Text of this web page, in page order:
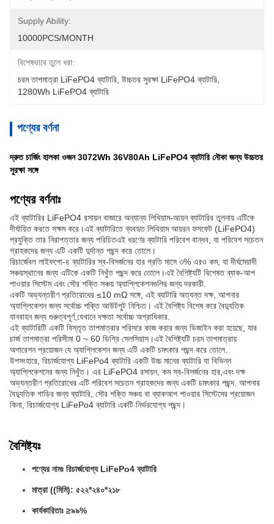
Supply Ability:
10000PCS/MONTH
বিশেষভাবে তুলে ধরা:
চরম তাপমাত্রা LiFePO4 ব্যাটারি উচ্চতর সুরক্ষা LiFePO4 ব্যাটারি
1280Wh LiFePO4 ব্যাটারি
পণ্যের বর্ণনা
দ্রুত চার্জিং হালকা ওজন 3072Wh 36V80Ah LiFePO4 ব্যাটারি নৌকা জন্য উচ্চতর
সুরক্ষা সঙ্গে
পণ্যের বর্ণনাঃ
এই ব্যাটারির LiFePO4 রসায়ন বাজারে অন্যান্য লিথিয়াম-আয়ন ব্যাটারির তুলনায় এটিকে
দীর্ঘায়িত করতে সক্ষম করে।এই ব্যাটারিতে ব্যবহৃত লিথিয়াম আয়রন ফসফেট (LiFePO4)
প্রযুক্তি তার নিরাপত্তার জন্য পরিচিতএই ধরণের ব্যাটারি পরিবেশ বান্ধব, যা পরিবেশ সচেতন
গ্রাহকদের জন্য এটি একটি দুর্দান্ত পছন্দ করে তোলে।
রিচার্জেবল লাইফপো-৪ ব্যাটারির স্ব-বিসর্জনের হার প্রতি মাসে ৩% এরও কম, যা দীর্ঘমেয়াদী
সঞ্চয়স্থানের জন্য এটিকে একটি নিখুঁত পছন্দ করে তোলে।এই বৈশিষ্ট্যটি বিশেষত ব্যাক-আপ
পাওয়ার সিস্টেম এবং সৌর শক্তি সঞ্চয় অ্যাপ্লিকেশনগুলির জন্য দরকারী.
একটি অভ্যন্তরীণ প্রতিরোধের ≤10 mΩ সঙ্গে, এই ব্যাটারি অত্যন্ত দক্ষ, আপনার
অ্যাপ্লিকেশন জন্য সর্বোচ্চ শক্তি আউটপুট নিশ্চিত। এই বৈশিষ্ট্য বিশেষ করে বৈদ্যুতিক
যানবাহন জন্য গুরুত্বপূর্ণ,যেখানে দক্ষতা সর্বোচ্চ অগ্রাধিকার.
এই ব্যাটারিটি একটি বিস্তৃত তাপমাত্রার পরিসরে কাজ করার জন্য ডিজাইন করা হয়েছে, যার
চার্জ তাপমাত্রা পরিসীমা 0 ~ 60 ডিগ্রি সেলসিয়াস।এই বৈশিষ্ট্যটি চরম তাপমাত্রায়
অপারেশন প্রয়োজন যে অ্যাপ্লিকেশন জন্য এটি একটি চমৎকার পছন্দ করে তোলে.
উপসংহারে, রিচার্জযোগ্য LiFePo4 ব্যাটারি একটি উচ্চ মানের ব্যাটারি যা বিভিন্ন
অ্যাপ্লিকেশনের জন্য নিখুঁত। এর LiFePO4 রসায়ন, কম স্ব-বিসর্জনের হার,এবং দক্ষ
অভ্যন্তরীণ প্রতিরোধের এটি পরিবেশ সচেতন গ্রাহকদের জন্য একটি চমৎকার পছন্দ. আপনার
বৈদ্যুতিক গাড়ির জন্য ব্যাটারি, সৌর শক্তি সঞ্চয় বা ব্যাকআপ পাওয়ার সিস্টেমের প্রয়োজন
কিনা, রিচার্জযোগ্য LiFePo4 ব্যাটারি একটি নির্ভরযোগ্য পছন্দ।
বৈশিষ্ট্যঃ
পণ্যের নামঃ রিচার্জযোগ্য LiFePo4 ব্যাটারি
মাত্রা ((মিমি): ৫২২*২৪০*২১৮
কার্যকারিতাঃ ≥৯৯%